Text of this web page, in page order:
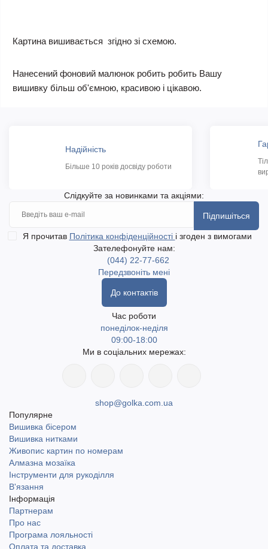
Картина вишивається згідно зі схемою.
Нанесений фоновий малюнок робить робить Вашу
вишивку більш об'ємною, красивою і цікавою.
Надійність
Більше 10 років досвіду роботи
Слідкуйте за новинками та акціями:
Підпишіться
Я прочитав Політика конфіденційності і згоден з вимогами
Зателефонуйте нам:
(044) 22-77-662
Передзвоніть мені
До контактів
Час роботи
понеділок-неділя
09:00-18:00
Ми в соціальних мережах:
shop@golka.com.ua
Популярне
Вишивка бісером
Вишивка нитками
Живопис картин по номерам
Алмазна мозаїка
Інструменти для рукоділля
В'язання
Інформація
Партнерам
Про нас
Програма лояльності
Оплата та доставка